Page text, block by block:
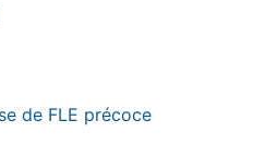
de FLE précoce